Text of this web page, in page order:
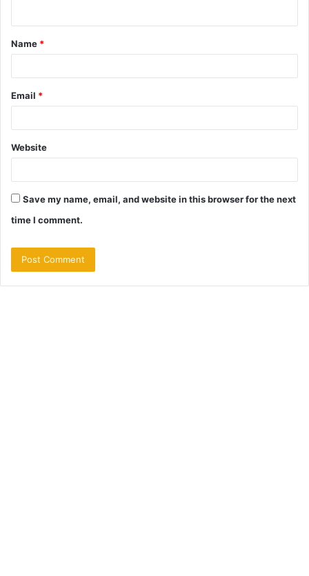
t
*
Name *
Email *
Website
Save my name, email, and website in this browser for the next
time I comment.